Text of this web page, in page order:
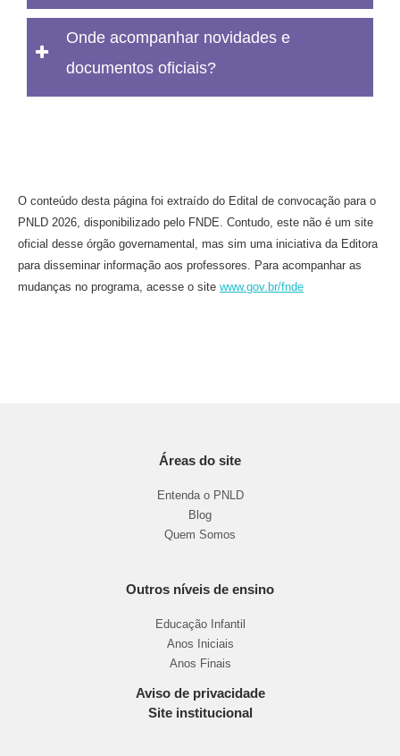
Onde acompanhar novidades e
documentos oficiais?
O conteúdo desta página foi extraído do Edital de convocação para o
PNLD 2026, disponibilizado pelo FNDE. Contudo, este não é um site
oficial desse órgão governamental, mas sim uma iniciativa da Editora
para disseminar informação aos professores. Para acompanhar as
mudanças no programa, acesse o site www.gov.br/fnde
Áreas do site
Entenda o PNLD
Blog
Quem Somos
Outros níveis de ensino
Educação Infantil
Anos Iniciais
Anos Finais
Aviso de privacidade
Site institucional